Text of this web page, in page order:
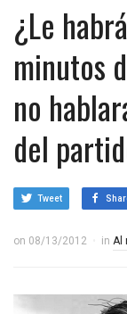
¿Le
minutos
no
del
Tweet
on 08/13/2012 in Al